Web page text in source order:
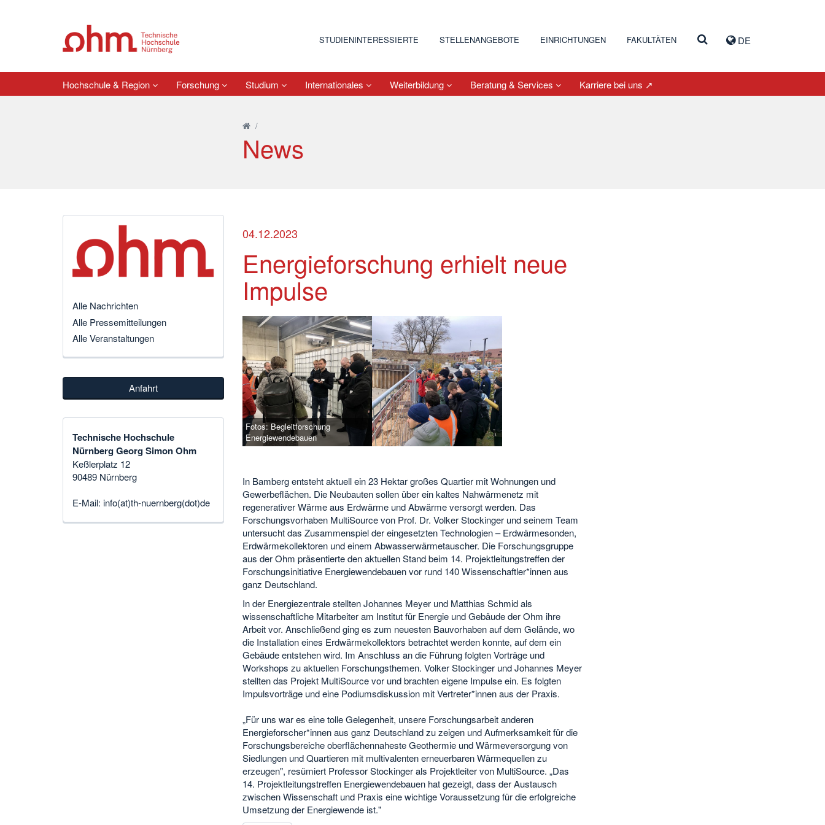
DE
STUDIENINTERESSIERTE STELLENANGEBOTE EINRICHTUNGEN FAKULTÄTEN
Hochschule & Region Forschung Studium Internationales Weiterbildung Beratung & Services Karriere bei uns ↗
/
News
04.12.2023
Energieforschung erhielt neue
Impulse
Fotos: Begleitforschung
Energiewendebauen
In Bamberg entsteht aktuell ein 23 Hektar großes Quartier mit Wohnungen und
Gewerbeflächen. Die Neubauten sollen über ein kaltes Nahwärmenetz mit
regenerativer Wärme aus Erdwärme und Abwärme versorgt werden. Das
Forschungsvorhaben MultiSource von Prof. Dr. Volker Stockinger und seinem Team
untersucht das Zusammenspiel der eingesetzten Technologien – Erdwärmesonden,
Erdwärmekollektoren und einem Abwasserwärmetauscher. Die Forschungsgruppe
aus der Ohm präsentierte den aktuellen Stand beim 14. Projektleitungstreffen der
Forschungsinitiative Energiewendebauen vor rund 140 Wissenschaftler*innen aus
ganz Deutschland.
In der Energiezentrale stellten Johannes Meyer und Matthias Schmid als
wissenschaftliche Mitarbeiter am Institut für Energie und Gebäude der Ohm ihre
Arbeit vor. Anschließend ging es zum neuesten Bauvorhaben auf dem Gelände, wo
die Installation eines Erdwärmekollektors betrachtet werden konnte, auf dem ein
Gebäude entstehen wird. Im Anschluss an die Führung folgten Vorträge und
Workshops zu aktuellen Forschungsthemen. Volker Stockinger und Johannes Meyer
stellten das Projekt MultiSource vor und brachten eigene Impulse ein. Es folgten
Impulsvorträge und eine Podiumsdiskussion mit Vertreter*innen aus der Praxis.
„Für uns war es eine tolle Gelegenheit, unsere Forschungsarbeit anderen
Energieforscher*innen aus ganz Deutschland zu zeigen und Aufmerksamkeit für die
Forschungsbereiche oberflächennaheste Geothermie und Wärmeversorgung von
Siedlungen und Quartieren mit multivalenten erneuerbaren Wärmequellen zu
erzeugen", resümiert Professor Stockinger als Projektleiter von MultiSource. „Das
14. Projektleitungstreffen Energiewendebauen hat gezeigt, dass der Austausch
zwischen Wissenschaft und Praxis eine wichtige Voraussetzung für die erfolgreiche
Umsetzung der Energiewende ist."
Alle Nachrichten
Alle Pressemitteilungen
Alle Veranstaltungen
Anfahrt
Technische Hochschule
Nürnberg Georg Simon Ohm
Keßlerplatz 12
90489 Nürnberg
E-Mail: info(at)th-nuernberg(dot)de